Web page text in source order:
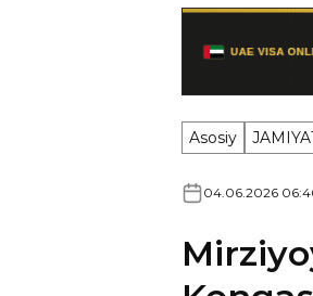
Asosiy
04 06 2026 06: